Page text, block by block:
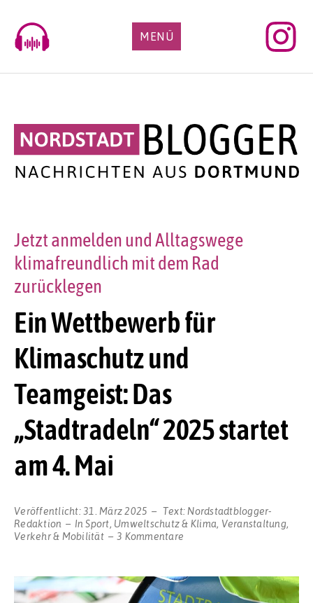
content
MENÜ
Ein Wettbewerb für
Klimaschutz und
Teamgeist: Das
„Stadtradeln“ 2025 startet
am 4. Mai
Jetzt anmelden und Alltagswege
klimafreundlich mit dem Rad
zurücklegen
Veröffentlicht:31. März 2025 Text: Nordstadtblogger-
Redaktion
InSport, Umweltschutz & Klima, Veranstaltung,
Verkehr & Mobilität
3 Kommentare
Klimaschutz
und